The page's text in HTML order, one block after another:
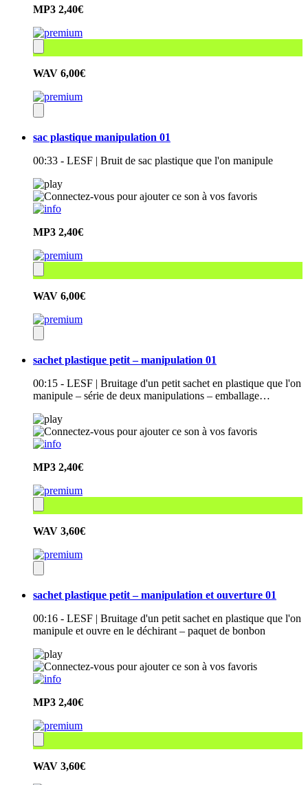
MP3 2,40€
WAV 6,00€
sac plastique manipulation 01
00:33 - LESF | Bruit de sac plastique que l'on manipule
MP3 2,40€
WAV 6,00€
sachet plastique petit – manipulation 01
00:15 - LESF | Bruitage d'un petit sachet en plastique que l'on
manipule – série de deux manipulations – emballage…
MP3 2,40€
WAV 3,60€
sachet plastique petit – manipulation et ouverture 01
00:16 - LESF | Bruitage d'un petit sachet en plastique que l'on
manipule et ouvre en le déchirant – paquet de bonbon
MP3 2,40€
WAV 3,60€